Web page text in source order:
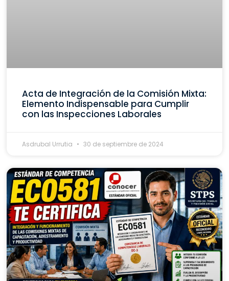
Acta de Integración de la Comisión Mixta:
Elemento Indispensable para Cumplir
con las Inspecciones Laborales
Asdrubal Urrutia 30 de septiembre de 2024